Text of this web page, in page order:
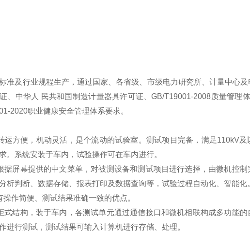
准及行业规程生产，通过国家、各省级、市级电力研究所、计量中心
、中华人 民共和国制造计量器具许可证、GB/T19001-2008质量管理
2020职业健康安全管理体系要求。
运方便，机动灵活，是个流动的试验室。测试项目完备，满足110kV
。系统安装于车内，试验操作可在车内进行。
据屏幕提供的中文菜单，对被测设备和测试项目进行选择，由微机控制
析判断、数据存储、报表打印及数据查询等，试验过程自动化、智能化。
作简便、测试结果准确一致的优点。
式结构，装于车内，各测试单元通过通信接口和微机相联构成多功能
进行测试，测试结果可输入计算机进行存储、处理。